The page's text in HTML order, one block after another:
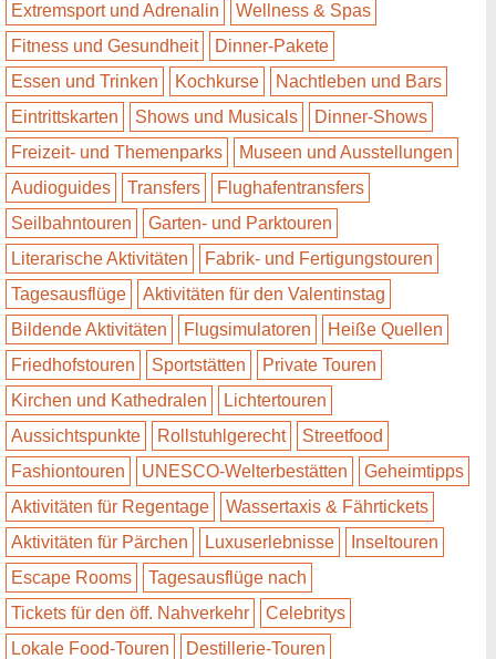
Extremsport und Adrenalin
Wellness & Spas
Fitness und Gesundheit
Dinner-Pakete
Essen und Trinken
Kochkurse
Nachtleben und Bars
Eintrittskarten
Shows und Musicals
Dinner-Shows
Freizeit- und Themenparks
Museen und Ausstellungen
Audioguides
Transfers
Flughafentransfers
Seilbahntouren
Garten- und Parktouren
Literarische Aktivitäten
Fabrik- und Fertigungstouren
Tagesausflüge
Aktivitäten für den Valentinstag
Bildende Aktivitäten
Flugsimulatoren
Heiße Quellen
Friedhofstouren
Sportstätten
Private Touren
Kirchen und Kathedralen
Lichtertouren
Aussichtspunkte
Rollstuhlgerecht
Streetfood
Fashiontouren
UNESCO-Welterbestätten
Geheimtipps
Aktivitäten für Regentage
Wassertaxis & Fährtickets
Aktivitäten für Pärchen
Luxuserlebnisse
Inseltouren
Escape Rooms
Tagesausflüge nach
Tickets für den öff. Nahverkehr
Celebritys
Lokale Food-Touren
Destillerie-Touren